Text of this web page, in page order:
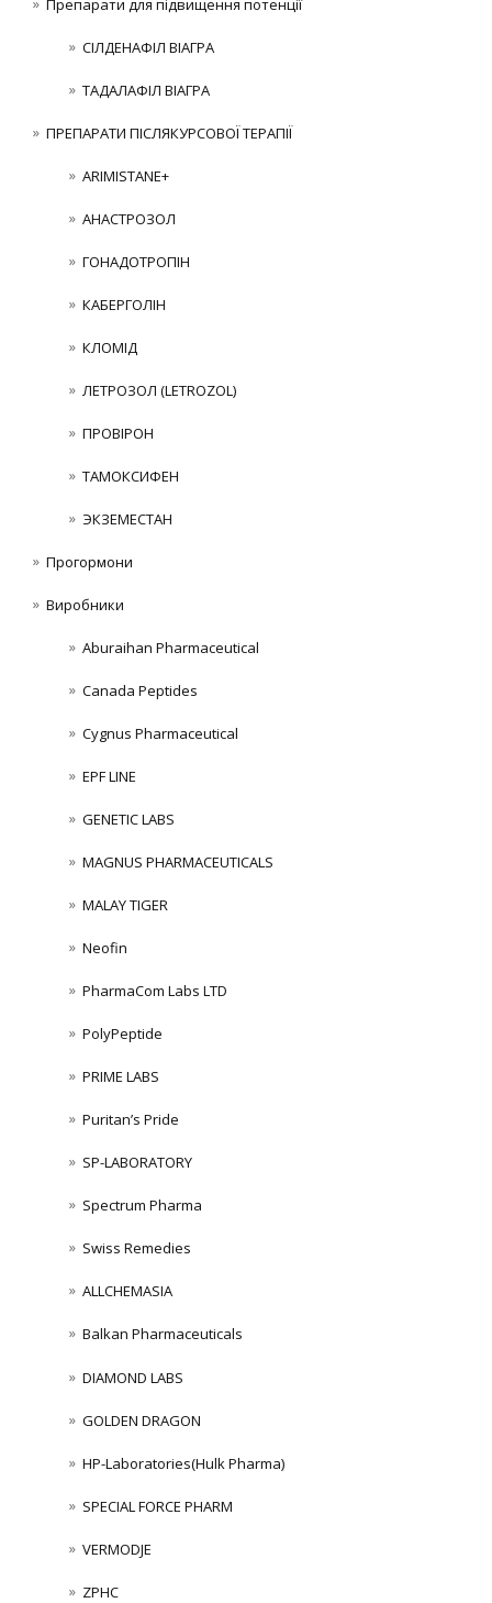
СІЛДЕНАФІЛ ВІАГРА
ТАДАЛАФІЛ ВІАГРА
ПРЕПАРАТИ ПІСЛЯКУРСОВОЇ ТЕРАПІЇ
ARIMISTANE+
АНАСТРОЗОЛ
ГОНАДОТРОПІН
КАБЕРГОЛІН
КЛОМІД
ЛЕТРОЗОЛ (LETROZOL)
ПРОВІРОН
ТАМОКСИФЕН
ЭКЗЕМЕСТАН
Прогормони
Виробники
Aburaihan Pharmaceutical
Canada Peptides
Cygnus Pharmaceutical
EPF LINE
GENETIC LABS
MAGNUS PHARMACEUTICALS
MALAY TIGER
Neofin
PharmaCom Labs LTD
PolyPeptide
PRIME LABS
Puritan’s Pride
SP-LABORATORY
Spectrum Pharma
Swiss Remedies
ALLCHEMASIA
Balkan Pharmaceuticals
DIAMOND LABS
GOLDEN DRAGON
HP-Laboratories(Hulk Pharma)
SPECIAL FORCE PHARM
VERMODJE
ZPHC